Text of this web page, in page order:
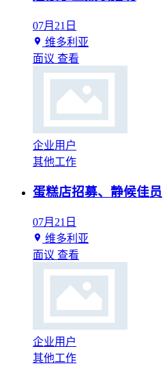
07月21日
维多利亚
面议 查看
企业用户
其他工作
蛋糕店招募、静候佳员
07月21日
维多利亚
面议 查看
企业用户
其他工作